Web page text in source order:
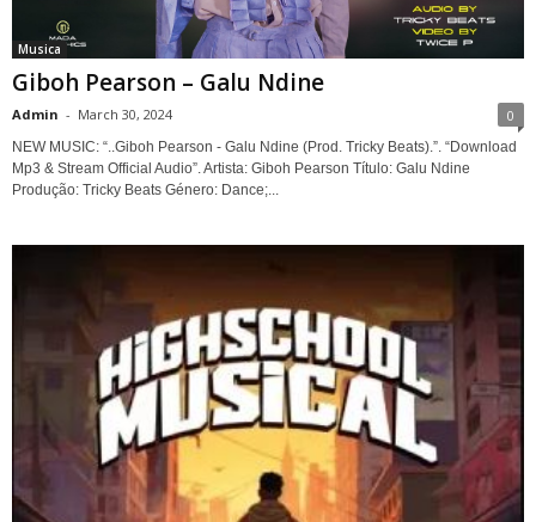
Musica
Giboh Pearson – Galu Ndine
Admin - March 30, 2024 0
NEW MUSIC: “..Giboh Pearson - Galu Ndine (Prod. Tricky Beats).”. “Download
Mp3 & Stream Official Audio”. Artista: Giboh Pearson Título: Galu Ndine
Produção: Tricky Beats Género: Dance;...